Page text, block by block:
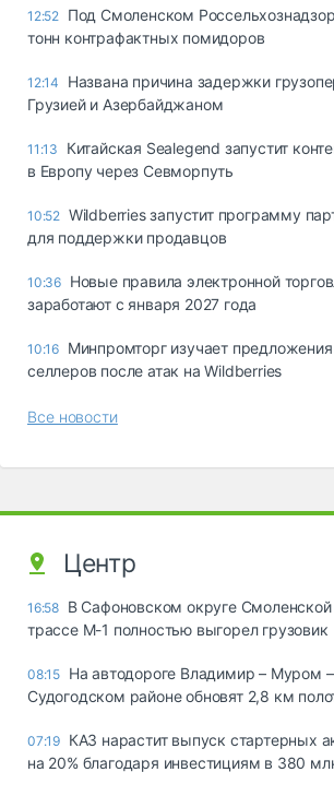
12:52 Под Смоленском
тонн контрафактных помидоров
12:14
Названа причина задержки
Грузией и Азербайджаном
11:13
Китайская Sealegend запустит
в Европу через Севморпуть
10:52 Wildberries запустит программу
для поддержки продавцов
10:36 Новые правила электронной
заработают с января 2027 года
10:16 Минпромторг изучает
селлеров после атак на Wildberries
Все новости
Центр
16:58 В Сафоновском округе Смоленской
трассе М-1 полностью выгорел грузовик
08:15 На автодороге Владимир – Муром
Судогодском районе обновят 2,8 км
07:19 КАЗ нарастит выпуск стартерных
на 20% благодаря инвестициям в 380